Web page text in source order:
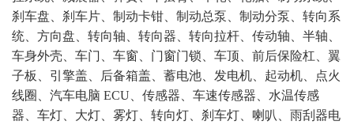
刹车盘、刹车片、制动卡钳、制动总泵、制动分泵、转向系
统、方向盘、转向轴、转向器、转向拉杆、传动轴、半轴、
车身外壳、车门、车窗、门窗门锁、车顶、前后保险杠、翼
子板、引擎盖、后备箱盖、蓄电池、发电机、起动机、点火
线圈、汽车电脑 ECU、传感器、车速传感器、水温传感
器、车灯、大灯、雾灯、转向灯、刹车灯、喇叭、雨刮器电